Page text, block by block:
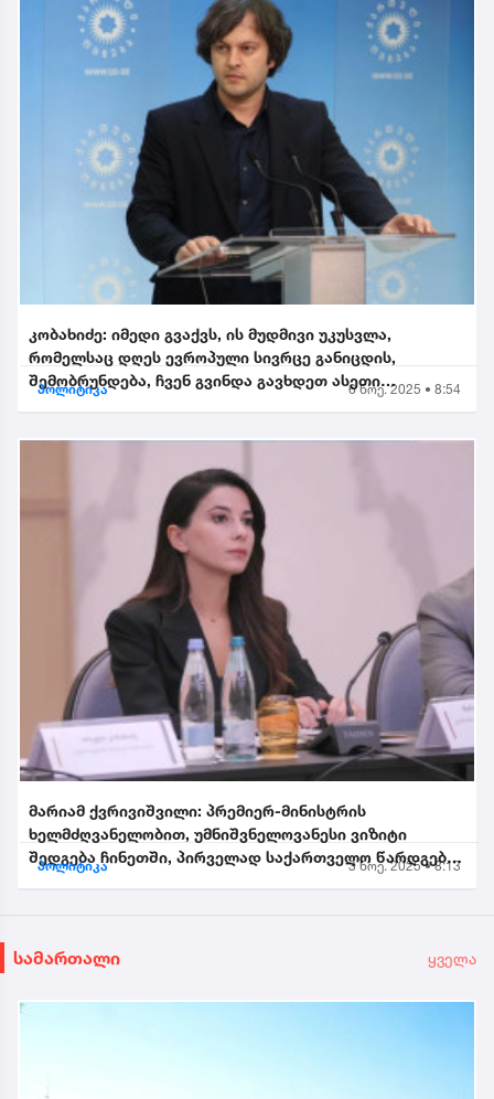
კობახიძე: იმედი გვაქვს, ის მუდმივი უკუსვლა,
რომელსაც დღეს ევროპული სივრცე განიცდის,
შემობრუნდება, ჩვენ გვინდა გავხდეთ ასეთი
პოლიტიკა 6 ნოე. 2025 • 8:54
მარიამ ქვრივიშვილი: პრემიერ-მინისტრის
ხელმძღვანელობით, უმნიშვნელოვანესი ვიზიტი
შედგება ჩინეთში, პირველად საქართველო წარდგება
პოლიტიკა 3 ნოე. 2025 • 8:13
სამართალი ყველა